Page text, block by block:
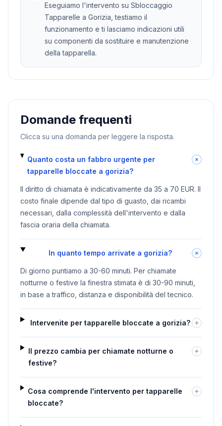
Eseguiamo l'intervento su Sbloccaggio
Tapparelle a Gorizia, testiamo il
funzionamento e ti lasciamo indicazioni utili
su componenti da sostituire e manutenzione
della tapparella.
Domande frequenti
Clicca su una domanda per leggere la risposta.
Quanto costa un fabbro urgente per
tapparelle bloccate a gorizia?
Il diritto di chiamata è indicativamente da 35 a 70 EUR. Il
costo finale dipende dal tipo di guasto, dai ricambi
necessari, dalla complessità dell'intervento e dalla
fascia oraria della chiamata.
In quanto tempo arrivate a gorizia?
Di giorno puntiamo a 30-60 minuti. Per chiamate
notturne o festive la finestra stimata è di 30-90 minuti,
in base a traffico, distanza e disponibilità del tecnico.
Intervenite per tapparelle bloccate a gorizia?
Il prezzo cambia per chiamate notturne o
festive?
Cosa comprende l'intervento per tapparelle
bloccate?